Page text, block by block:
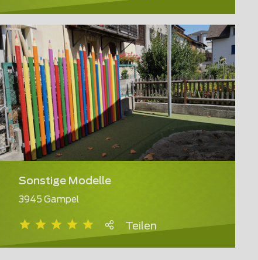
Sonstige Modelle
3945 Gampel
Teilen